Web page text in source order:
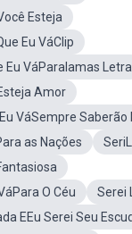
Esteja
Eu VáClip
Eu VáParalamas Letra
Amor
VáSempre Saberão
as Nações
O Céu
Serei
EEu Serei Seu